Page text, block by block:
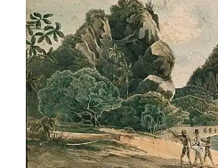
Du
Sol
Bémol